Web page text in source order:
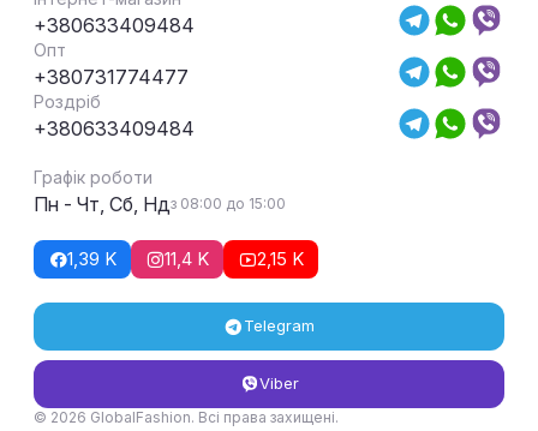
+380633409484
Опт
+380731774477
Роздріб
+380633409484
Графік роботи
Пн - Чт, Сб, Ндз 08:00 до 15:00
1,39 K 11,4 K 2,15 K
Telegram
Viber
© 2026 GlobalFashion. Всі права захищені.